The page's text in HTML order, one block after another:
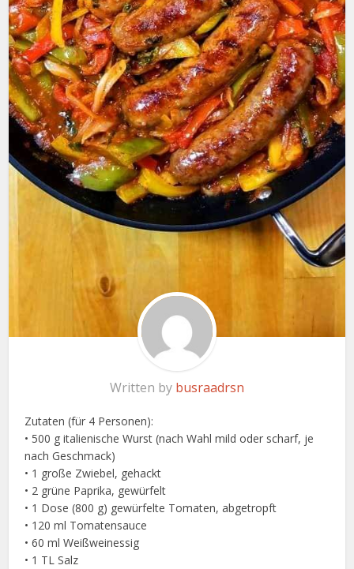
Written by busraadrsn
Zutaten (für 4 Personen):
• 500 g italienische Wurst (nach Wahl mild oder scharf, je
nach Geschmack)
• 1 große Zwiebel, gehackt
• 2 grüne Paprika, gewürfelt
• 1 Dose (800 g) gewürfelte Tomaten, abgetropft
• 120 ml Tomatensauce
• 60 ml Weißweinessig
• 1 TL Salz